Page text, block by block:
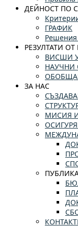
ДЕЙНОСТ ПО
ГРАФИК
РЕЗУЛТАТИ
ВИСШИ
НАУЧНИ
ЗА НАС
МИСИЯ И